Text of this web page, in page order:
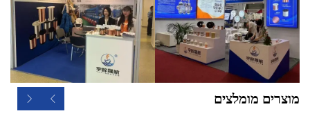
מוצרים מומלצים